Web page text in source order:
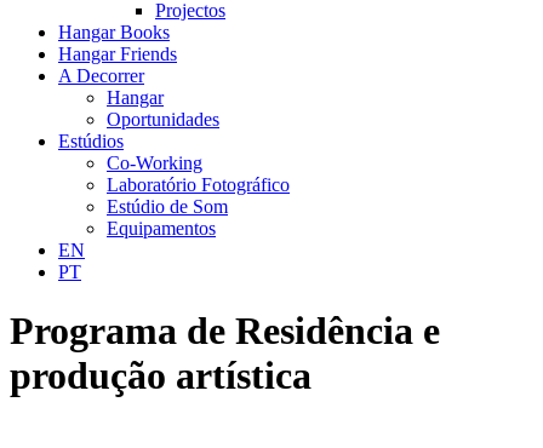
Projectos
Hangar Books
Hangar Friends
A Decorrer
Hangar
Oportunidades
Estúdios
Co-Working
Laboratório Fotográfico
Estúdio de Som
Equipamentos
EN
PT
Programa de Residência e
produção artística